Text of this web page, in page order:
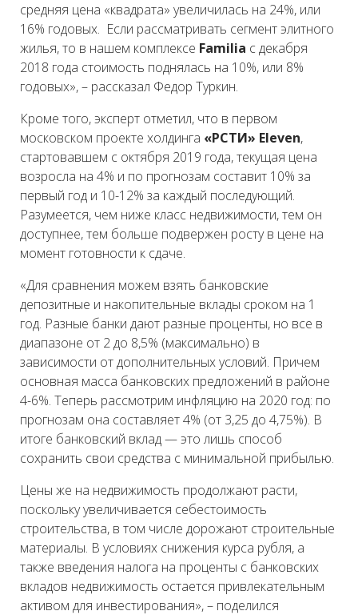
средняя цена «квадрата» увеличилась на 24%, или
16% годовых. Если рассматривать сегмент элитного
жилья, то в нашем комплексе Familia с декабря
2018 года стоимость поднялась на 10%, или 8%
годовых», – рассказал Федор Туркин.
Кроме того, эксперт отметил, что в первом
московском проекте холдинга «РСТИ» Eleven,
стартовавшем с октября 2019 года, текущая цена
возросла на 4% и по прогнозам составит 10% за
первый год и 10-12% за каждый последующий.
Разумеется, чем ниже класс недвижимости, тем он
доступнее, тем больше подвержен росту в цене на
момент готовности к сдаче.
«Для сравнения можем взять банковские
депозитные и накопительные вклады сроком на 1
год. Разные банки дают разные проценты, но все в
диапазоне от 2 до 8,5% (максимально) в
зависимости от дополнительных условий. Причем
основная масса банковских предложений в районе
4-6%. Теперь рассмотрим инфляцию на 2020 год: по
прогнозам она составляет 4% (от 3,25 до 4,75%). В
итоге банковский вклад — это лишь способ
сохранить свои средства с минимальной прибылью.
Цены же на недвижимость продолжают расти,
поскольку увеличивается себестоимость
строительства, в том числе дорожают строительные
материалы. В условиях снижения курса рубля, а
также введения налога на проценты с банковских
вкладов недвижимость остается привлекательным
активом для инвестирования», – поделился